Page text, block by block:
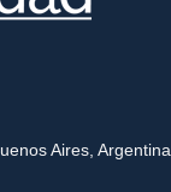
Aires, Argentina